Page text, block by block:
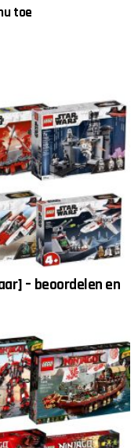
toe
– beoordelen en